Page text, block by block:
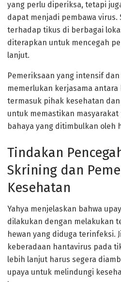
yang perlu diperiksa, tetapi
dapat menjadi pembawa virus.
terhadap tikus di berbagai
diterapkan untuk mencegah
lanjut.
Pemeriksaan yang intensif
memerlukan kerjasama
termasuk pihak kesehatan
untuk memastikan
bahaya yang ditimbulkan oleh
Tindakan
Skrining dan
Kesehatan
Yahya menjelaskan bahwa
dilakukan dengan melakukan
hewan yang diduga terinfeksi.
keberadaan hantavirus pada
lebih lanjut harus segera
upaya untuk melindungi